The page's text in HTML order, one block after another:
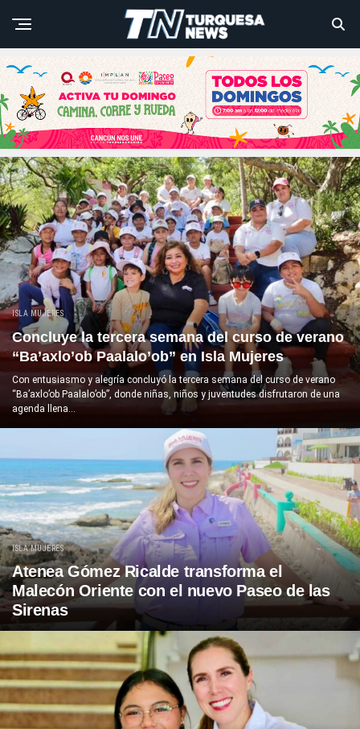
ISLA MUJERES
Concluye la tercera semana del curso de verano
“Ba’axlo’ob Paalalo’ob” en Isla Mujeres
Con entusiasmo y alegría concluyó la tercera semana del curso de verano
“Ba’axlo’ob Paalalo’ob”, donde niñas, niños y juventudes disfrutaron de una
agenda llena...
ISLA MUJERES
Atenea Gómez Ricalde transforma el
Malecón Oriente con el nuevo Paseo de las
Sirenas